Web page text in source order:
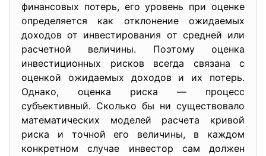
финансовых потерь, его уровень при оценке
определяется как отклонение ожидаемых
доходов от инвестирования от средней или
расчетной величины. Поэтому оценка
инвестиционных рисков всегда связана с
оценкой ожидаемых доходов и их потерь.
Однако, оценка риска — процесс
субъективный. Сколько бы ни существовало
математических моделей расчета кривой
риска и точной его величины, в каждом
конкретном случае инвестор сам должен